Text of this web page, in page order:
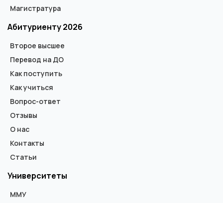
Магистратура
Абитуриенту 2026
Второе высшее
Перевод на ДО
Как поступить
Как учиться
Вопрос-ответ
Отзывы
О нас
Контакты
Статьи
Университеты
ММУ